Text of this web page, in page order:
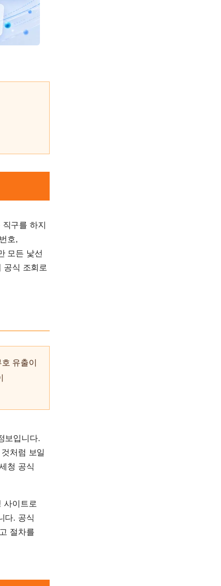
구를 하지
호,
모든 낯선
공식 조회로
유출이
보입니다.
처럼 보일
청 공식
사이트로
다. 공식
절차를